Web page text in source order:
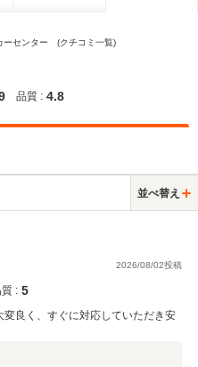
ーセンター (クチコミ一覧)
品質 : 4.8
並べ替え
2026/08/02投稿
: 5
良く、すぐに対応していただき安